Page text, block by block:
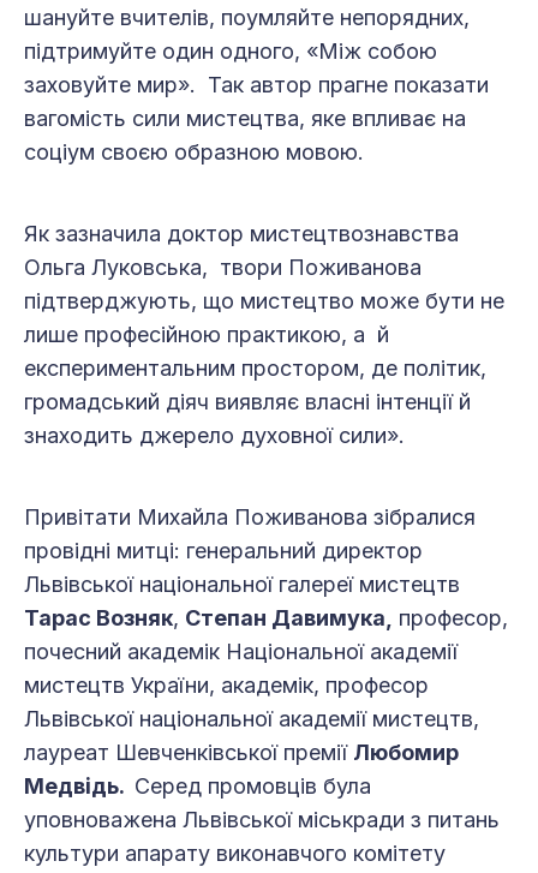
шануйте вчителів, поумляйте непорядних,
підтримуйте один одного, «Між собою
заховуйте мир». Так автор прагне показати
вагомість сили мистецтва, яке впливає на
соціум своєю образною мовою.
Як зазначила доктор мистецтвознавства
Ольга Луковська, твори Поживанова
підтверджують, що мистецтво може бути не
лише професійною практикою, а й
експериментальним простором, де політик,
громадський діяч виявляє власні інтенції й
знаходить джерело духовної сили».
Привітати Михайла Поживанова зібралися
провідні митці: генеральний директор
Львівської національної галереї мистецтв
Тарас Возняк, Степан Давимука, професор,
почесний академік Національної академії
мистецтв України, академік, професор
Львівської національної академії мистецтв,
лауреат Шевченківської премії Любомир
Медвідь. Серед промовців була
уповноважена Львівської міськради з питань
культури апарату виконавчого комітету